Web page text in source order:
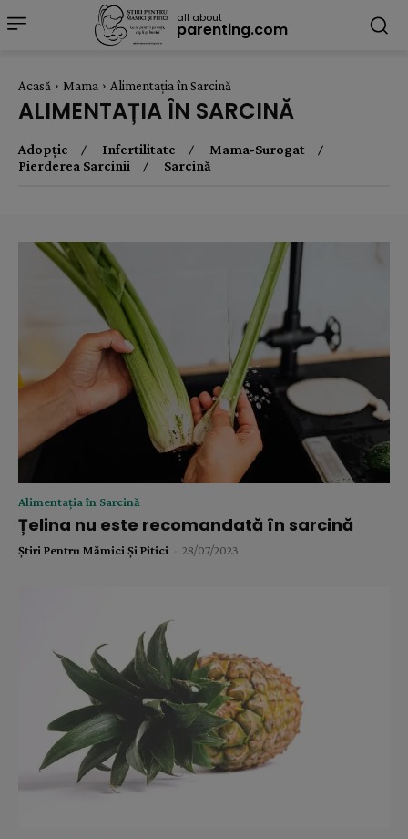
all about
parenting.com
Acasă Mama Alimentația în Sarcină
ALIMENTAȚIA ÎN SARCINĂ
Adopție Infertilitate
Mama-Surogat
Pierderea Sarcinii
Sarcină
Alimentația în Sarcină
Țelina nu este recomandată în sarcină
Știri Pentru Mămici Și Pitici 28/07/2023